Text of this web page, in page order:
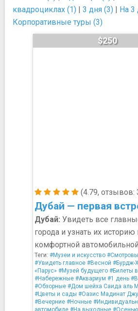
квадроциклах (1) | 3 дня (3) | На 3
Корпоративные туры (3)
(4.79, отзывов:
Дубай — первая
$250
Дубай: Увидеть все
города и узнать их историю
комфортной
Теги: #Музеи и искусство
#Увидеть главное #Весной #Бурдж-
«Парус» #Музей будущего #Билеты
#Набережные #Аквариум #1 день
#Обзорные #Дом шейха Саида аль
#Цветы и сады #Оазис Мадинат
#Вечерние #Ночные
автомобиле #На выходные #Осенью